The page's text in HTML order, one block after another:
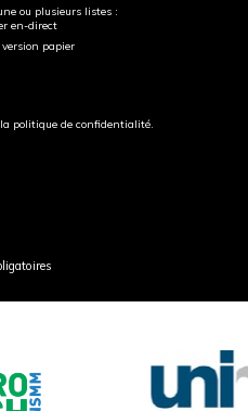
ou plusieurs listes :
en-direct
papier
la politique de confidentialité.